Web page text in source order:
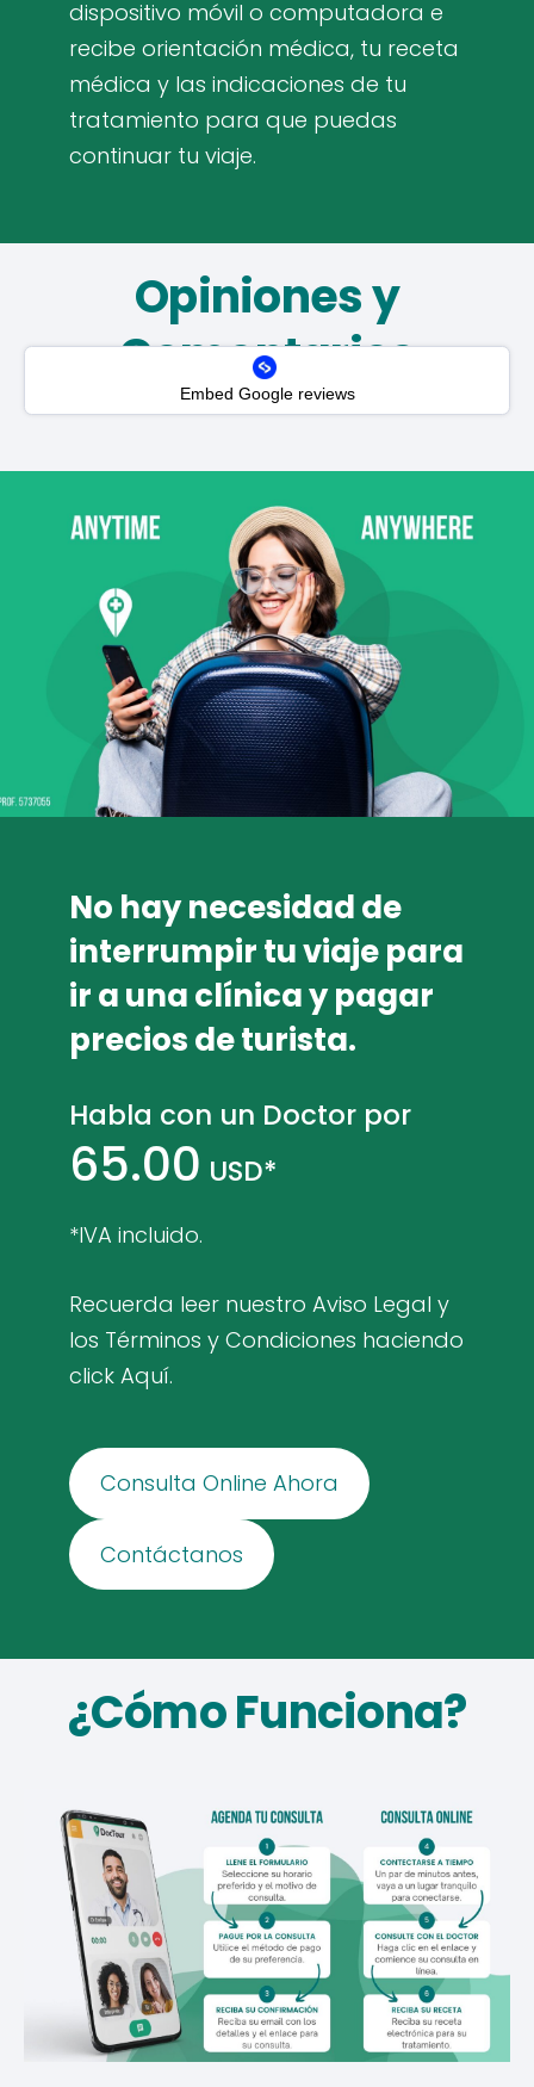
dispositivo móvil o computadora e
recibe orientación médica, tu receta
médica y las indicaciones de tu
tratamiento para que puedas
continuar tu viaje.
Opiniones y
Comentarios
Embed Google reviews
No hay necesidad de
interrumpir tu viaje para
ir a una clínica y pagar
precios de turista.
Habla con un Doctor por
65.00 USD*
*IVA incluido.
Recuerda leer nuestro Aviso Legal y
los Términos y Condiciones haciendo
click Aquí.
​Consulta Online Ahora​
​Contáctanos​
¿Cómo Funciona?